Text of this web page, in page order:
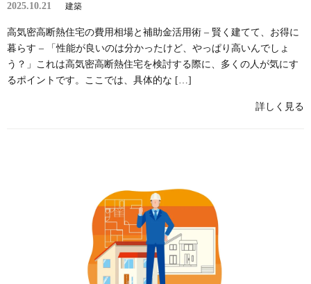
2025.10.21 建築
高気密高断熱住宅の費用相場と補助金活用術 – 賢く建てて、お得に
暮らす – 「性能が良いのは分かったけど、やっぱり高いんでしょ
う？」これは高気密高断熱住宅を検討する際に、多くの人が気にす
るポイントです。ここでは、具体的な […]
詳しく見る